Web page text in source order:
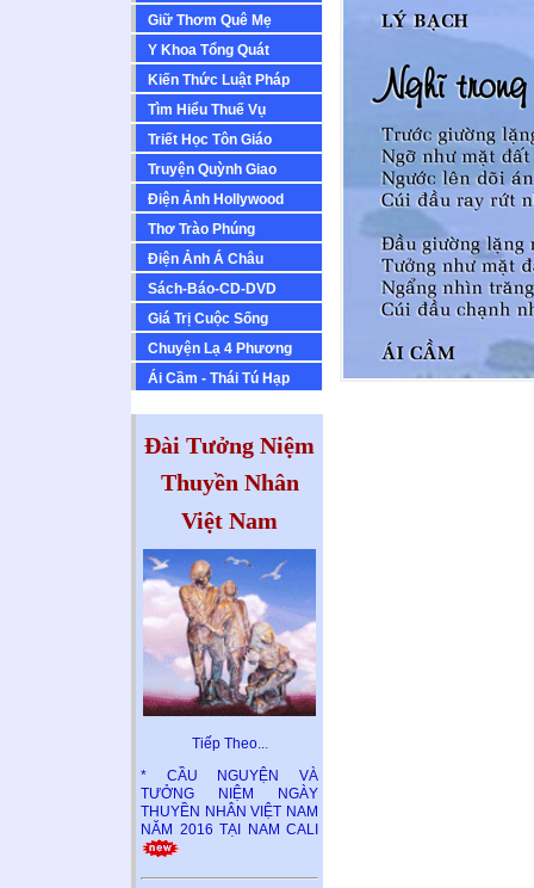
Giữ Thơm Quê Mẹ
Y Khoa Tổng Quát
Kiến Thức Luật Pháp
Tìm Hiểu Thuế Vụ
Triết Học Tôn Giáo
Truyện Quỳnh Giao
Ðiện Ảnh Hollywood
Thơ Trào Phúng
Ðiện Ảnh Á Châu
Sách-Báo-CD-DVD
Giá Trị Cuộc Sống
Chuyện Lạ 4 Phương
Ái Cầm - Thái Tú Hạp
Đài Tưởng Niệm
Thuyền Nhân
Việt Nam
Tiếp Theo...
* CẦU NGUYỆN VÀ
TƯỞNG NIỆM NGÀY
THUYỀN NHÂN VIỆT NAM
NĂM 2016 TẠI NAM CALI